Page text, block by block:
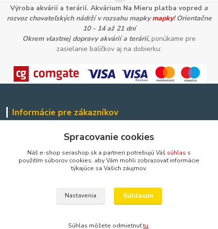
Výroba akvárií a terárií. Akvárium Na Mieru platba vopred a
rozvoz chovateľských nádrží v rozsahu mapkymapky! Orientačne
10 - 14 až 21 dní
Okrem vlastnej dopravy akvárií a terárií, ponúkame pre
zasielanie balíčkov aj na dobierku:
Informácie pre zákazníkov
Ako nakupovať
Obchodné podmienky
Zostante v kontakte
Platobná brána
www.facebook.com/
Aktuálne diane môžete sledovať aj prostredníctvom nášho
facebooku a na instagrame:
Spracovanie cookies
Náš e-shop serashop.sk a partneri potrebujú Váš súhlas s
použitím súborov cookies, aby Vám mohli zobrazovať informácie
týkajúce sa Vašich záujmov.
Nastavenia Súhlasím
Súhlas môžete odmietnuťtu.